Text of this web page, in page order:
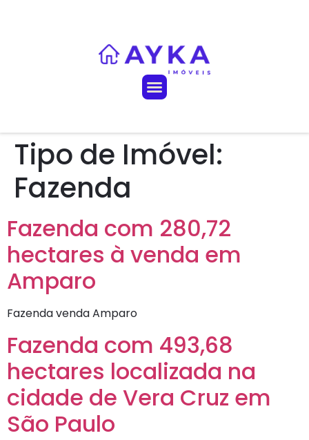
Tipo de Imóvel:
Fazenda
Fazenda com 280,72
hectares à venda em
Amparo
Fazenda venda Amparo
Fazenda com 493,68
hectares localizada na
cidade de Vera Cruz em
São Paulo